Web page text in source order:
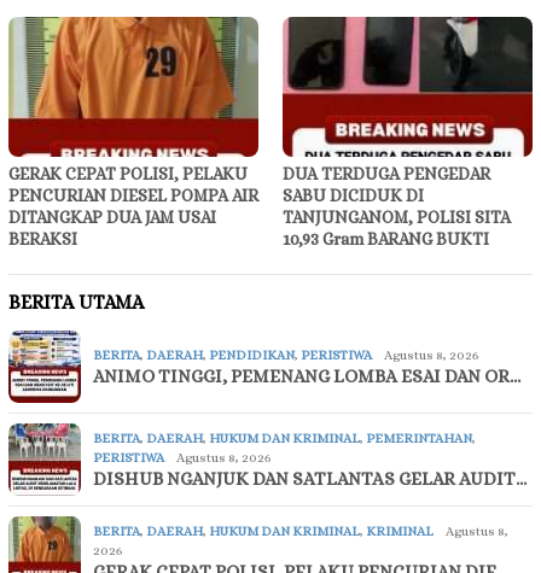
GERAK CEPAT POLISI, PELAKU
PENCURIAN DIESEL POMPA AIR
DITANGKAP DUA JAM USAI
BERAKSI
DUA TERDUGA PENGEDAR
SABU DICIDUK DI
TANJUNGANOM, POLISI SITA
10,93 Gram BARANG BUKTI
BERITA UTAMA
BERITA, DAERAH, PENDIDIKAN, PERISTIWA Agustus 8, 2026
ANIMO TINGGI, PEMENANG LOMBA ESAI DAN OR…
BERITA, DAERAH, HUKUM DAN KRIMINAL, PEMERINTAHAN,
PERISTIWA
Agustus 8, 2026
DISHUB NGANJUK DAN SATLANTAS GELAR AUDIT…
BERITA, DAERAH, HUKUM DAN KRIMINAL, KRIMINAL
Agustus 8,
2026